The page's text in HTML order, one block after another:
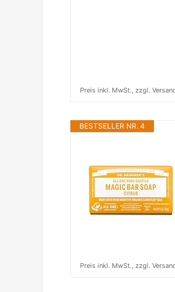
Preis inkl. MwSt., zzgl.
BESTSELLER NR. 4
Preis inkl. MwSt., zzgl.